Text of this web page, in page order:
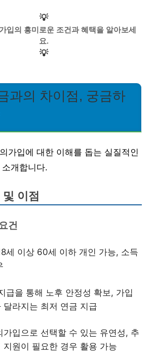
💡
입의 흥미로운 조건과 혜택을 알아보세
요.
💡
과의 차이점, 궁금하
가입에 대한 이해를 돕는 실질적인
개합니다.
이점
건
세 이상 60세 이하 개인 가능, 소득
급을 통해 노후 안정성 확보, 가입
달라지는 최저 연금 지급
가입으로 선택할 수 있는 유연성, 추
지원이 필요한 경우 활용 가능